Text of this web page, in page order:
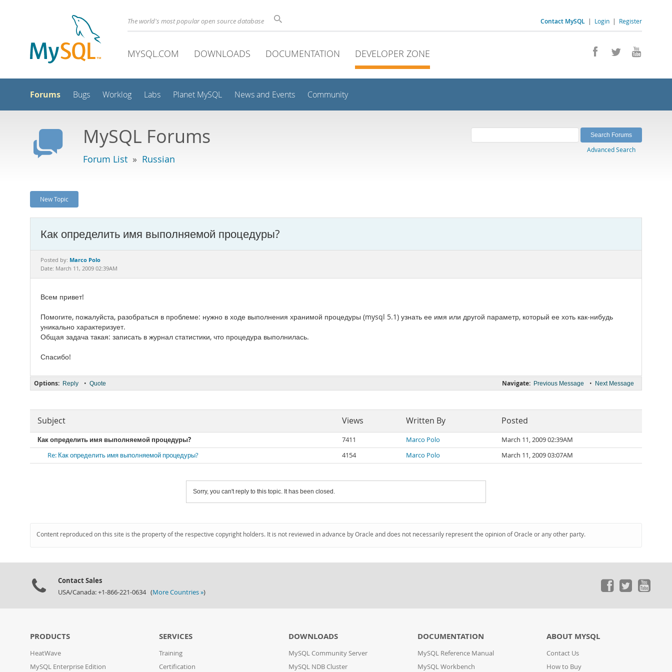
Contact MySQL | Login | Register
The world's most popular open source database
MYSQL.COM DOWNLOADS DOCUMENTATION DEVELOPER ZONE
Forums Bugs Worklog Labs Planet MySQL News and Events Community
MySQL Forums
Forum List » Russian
Advanced Search
New Topic
Как определить имя выполняемой процедуры?
Posted by: Marco Polo
Date: March 11, 2009 02:39AM
Всем привет!
Помогите, пожалуйста, разобраться в проблеме: нужно в ходе выполнения хранимой процедуры (mysql 5.1) узнать ее имя или другой параметр, который ее хоть как-нибудь
уникально характеризует.
Общая задача такая: записать в журнал статистики, что процедура выполнилась.
Спасибо!
Navigate: Previous Message • Next Message
Options: Reply • Quote
Subject Views Written By Posted
Как определить имя выполняемой процедуры? 7411 Marco Polo
March 11, 2009 02:39AM
Re: Как определить имя выполняемой процедуры?
4154 Marco Polo March 11, 2009 03:07AM
Sorry, you can't reply to this topic. It has been closed.
Content reproduced on this site is the property of the respective copyright holders. It is not reviewed in advance by Oracle and does not necessarily represent the opinion of Oracle or any other party.
Contact Sales
USA/Canada: +1-866-221-0634 (More Countries »)
PRODUCTS
HeatWave
MySQL Enterprise Edition
SERVICES
Training
Certification
DOWNLOADS
MySQL Community Server
MySQL NDB Cluster
DOCUMENTATION
MySQL Reference Manual
MySQL Workbench
ABOUT MYSQL
Contact Us
How to Buy